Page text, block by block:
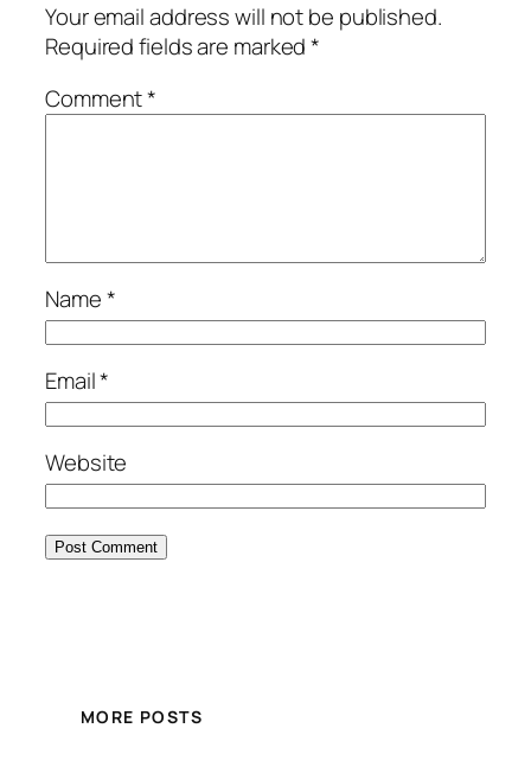
Your email address will not be published.
Required fields are marked*
Comment*
Name*
Email*
Website
MORE POSTS